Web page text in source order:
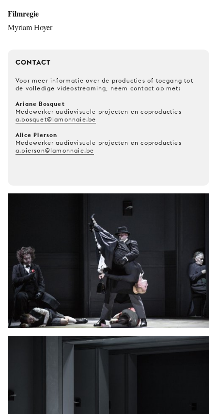
Filmregie
Myriam Hoyer
CONTACT
Voor meer informatie over de producties of toegang tot
de volledige videostreaming, neem contact op met:
Ariane Bosquet
Medewerker audiovisuele projecten en coproducties
a.bosquet@lamonnaie.be
Alice Pierson
Medewerker audiovisuele projecten en coproducties
a.pierson@lamonnaie.be